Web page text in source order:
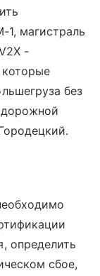
1, магистраль
-
без
определить
сбое,